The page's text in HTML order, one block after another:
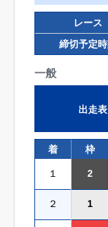
レース
締切予定
一般
出走表
着 枠
１ 2
２ 1